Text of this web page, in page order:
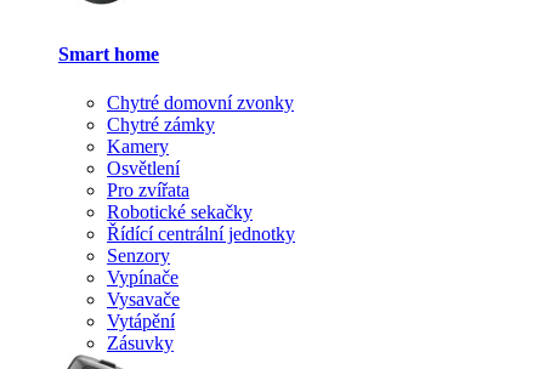
Smart home
Chytré domovní zvonky
Chytré zámky
Kamery
Osvětlení
Pro zvířata
Robotické sekačky
Řídící centrální jednotky
Senzory
Vypínače
Vysavače
Vytápění
Zásuvky